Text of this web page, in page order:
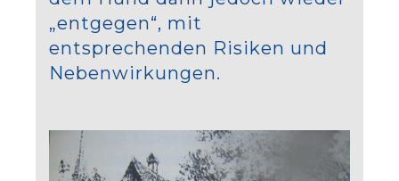
„entgegen“, mit
entsprechenden Risiken und
Nebenwirkungen.